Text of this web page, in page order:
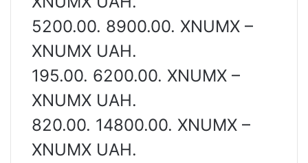
5200.00. 8900.00. XNUMX –
XNUMX UAH.
195.00. 6200.00. XNUMX –
XNUMX UAH.
820.00. 14800.00. XNUMX –
XNUMX UAH.